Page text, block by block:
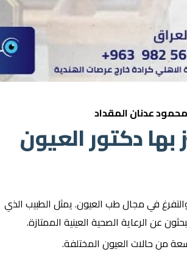
محمود عدنان المقداد
دكتور العيون
في مجال طب العيون. يمثل الطبيب الذي
عن الرعاية الصحية العينية الممتازة.
من حالات العيون المختلفة.